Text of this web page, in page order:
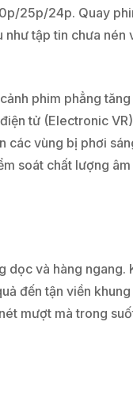
25p/24p. Quay
tập tin chưa
phim phẳng
tử (Electronic
vùng bị phơi
soát chất lượng
và hàng ngang.
đến tận viền
mượt mà trong